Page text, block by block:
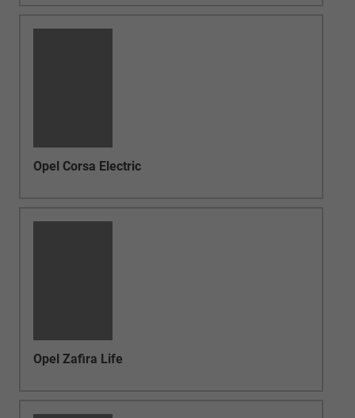
Opel Combo Life
Neuwagenoder einen
Hamburgcars bietet attraktive Opel Neuwagen,